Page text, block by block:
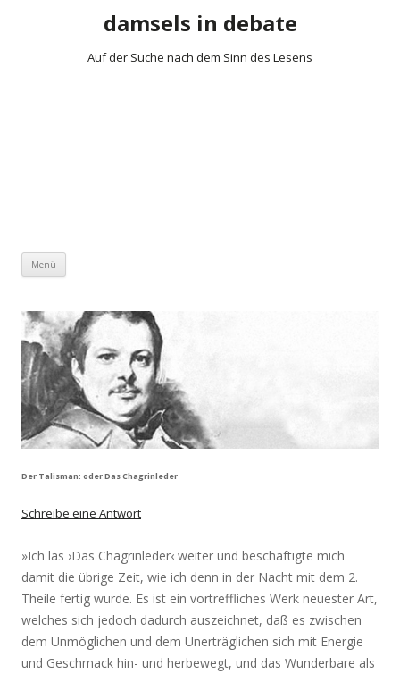
damsels in debate
Auf der Suche nach dem Sinn des Lesens
Menü
Der Talisman: oder Das Chagrinleder
Schreibe eine Antwort
»Ich las ›Das Chagrinleder‹ weiter und beschäftigte mich
damit die übrige Zeit, wie ich denn in der Nacht mit dem 2.
Theile fertig wurde. Es ist ein vortreffliches Werk neuester Art,
welches sich jedoch dadurch auszeichnet, daß es zwischen
dem Unmöglichen und dem Unerträglichen sich mit Energie
und Geschmack hin- und herbewegt, und das Wunderbare als